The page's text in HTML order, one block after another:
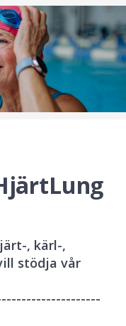
, kärl-,
stödja vår